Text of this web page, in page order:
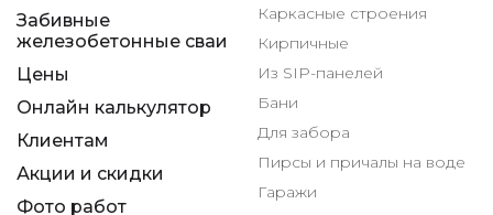
Забивные
железобетонные сваи
Цены
Онлайн калькулятор
Клиентам
Акции и скидки
Фото работ
Каркасные строения
Кирпичные
Из SIP-панелей
Бани
Для забора
Пирсы и причалы на воде
Гаражи